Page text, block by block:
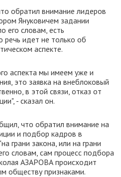
обратил внимание лидеров
Януковичем задании
его словам, есть
речь идет не только об
аспекте.
аспекта мы имеем уже и
это заявка на внеблоковый
в этой связи, отказ от
- сказал он.
что обратил внимание на
и подбор кадров в
грани закона, или на грани
словам, сам процесс подбора
АЗАРОВА происходит
обществу признаками.